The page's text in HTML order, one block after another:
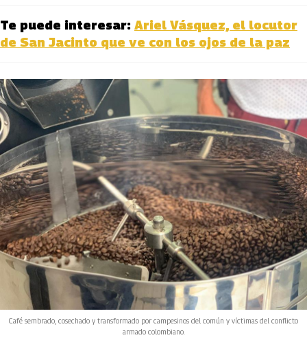
Te puede interesar: Ariel Vásquez, el locutor
de San Jacinto que ve con los ojos de la paz
Café sembrado, cosechado y transformado por campesinos del común y víctimas del conflicto
armado colombiano.